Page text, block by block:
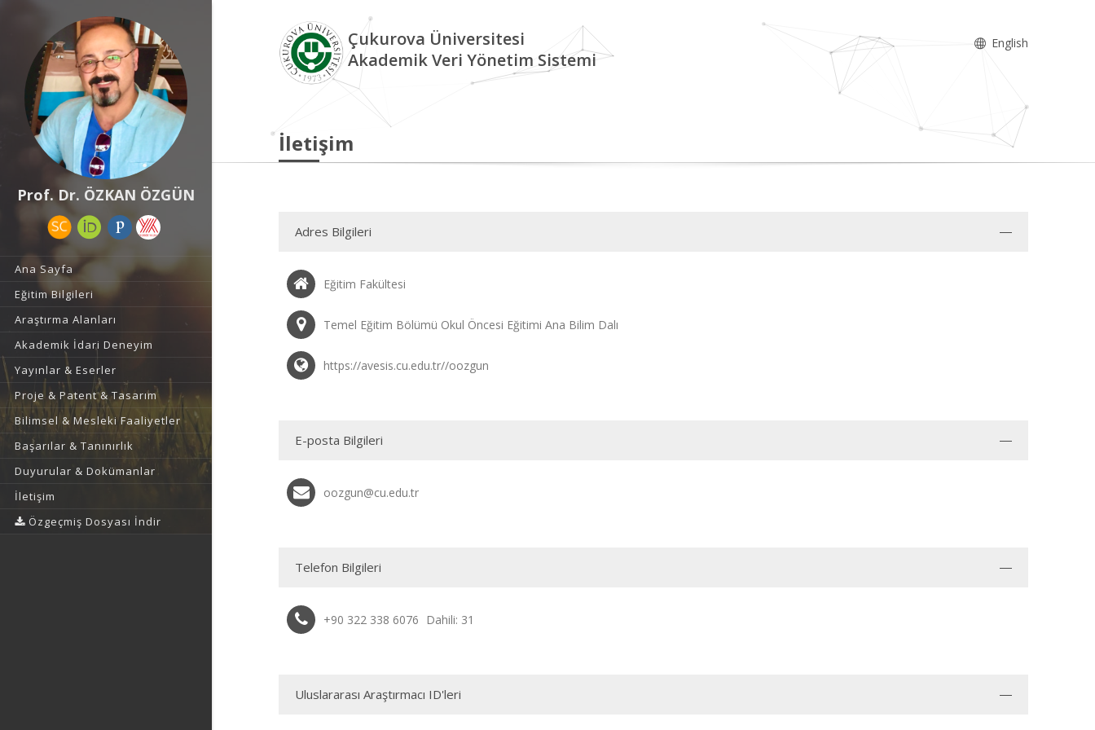
Prof. Dr. ÖZKAN ÖZGÜN
Ana Sayfa
Eğitim Bilgileri
Araştırma Alanları
Akademik İdari Deneyim
Yayınlar & Eserler
Proje & Patent & Tasarım
Bilimsel & Mesleki Faaliyetler
Başarılar & Tanınırlık
Duyurular & Dokümanlar
İletişim
Özgeçmiş Dosyası İndir
Çukurova Üniversitesi
Akademik Veri Yönetim Sistemi
English
İletişim
Adres Bilgileri
Eğitim Fakültesi
Temel Eğitim Bölümü Okul Öncesi Eğitimi Ana Bilim Dalı
https://avesis.cu.edu.tr//oozgun
E-posta Bilgileri
oozgun@cu.edu.tr
Telefon Bilgileri
+90 322 338 6076 Dahili: 31
Uluslararası Araştırmacı ID'leri